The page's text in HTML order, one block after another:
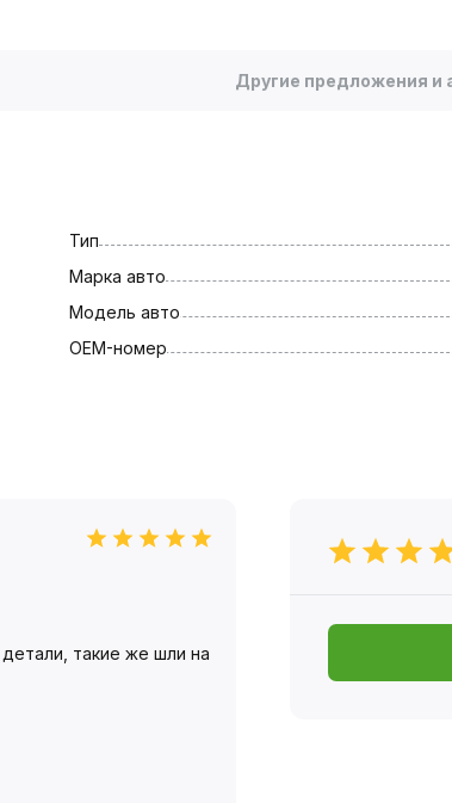
Другие предложения и
Тип
Марка авто
Модель авто
OEM-номер
такие же шли на